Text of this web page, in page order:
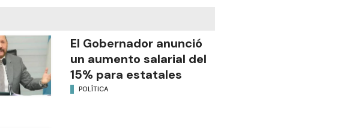
El Gobernador anunció
un aumento salarial del
15% para estatales
POLÍTICA